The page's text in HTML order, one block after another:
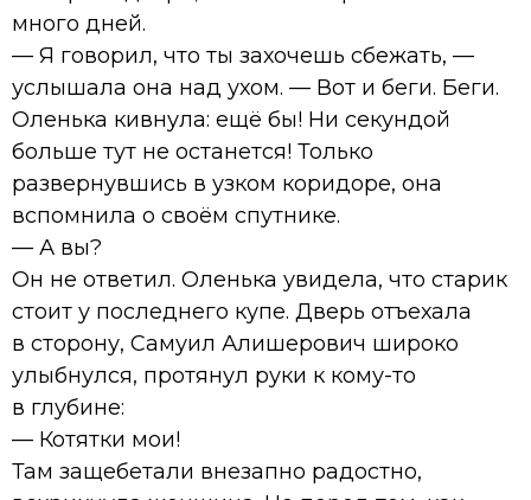
много дней.
— Я говорил, что ты захочешь сбежать, —
услышала она над ухом. — Вот и беги. Беги.
Оленька кивнула: ещё бы! Ни секундой
больше тут не останется! Только
развернувшись в узком коридоре, она
вспомнила о своём спутнике.
— А вы?
Он не ответил. Оленька увидела, что старик
стоит у последнего купе. Дверь отъехала
в сторону, Самуил Алишерович широко
улыбнулся, протянул руки к кому-то
в глубине:
— Котятки мои!
Там защебетали внезапно радостно,